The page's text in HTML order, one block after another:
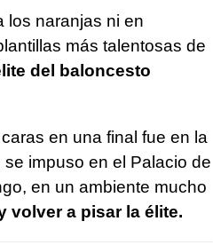
los naranjas ni en
más talentosas de
del baloncesto
en una final fue en la
impuso en el Palacio de
en un ambiente mucho
volver a pisar la élite.